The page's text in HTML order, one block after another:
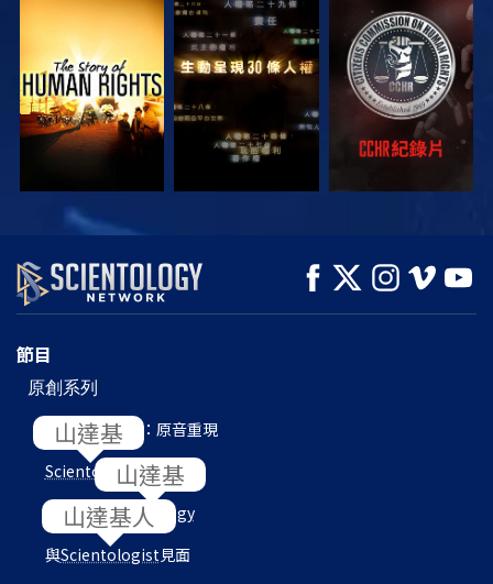
觀看 觀看 觀看
觀看 探索系列節目
節目
原創系列
L. 羅恩 賀伯特：原音重現
Scientology 內部
目的地：Scientology
與Scientologist見面